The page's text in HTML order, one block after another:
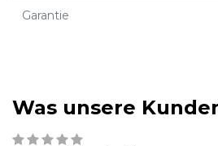
Garantie
Was unsere